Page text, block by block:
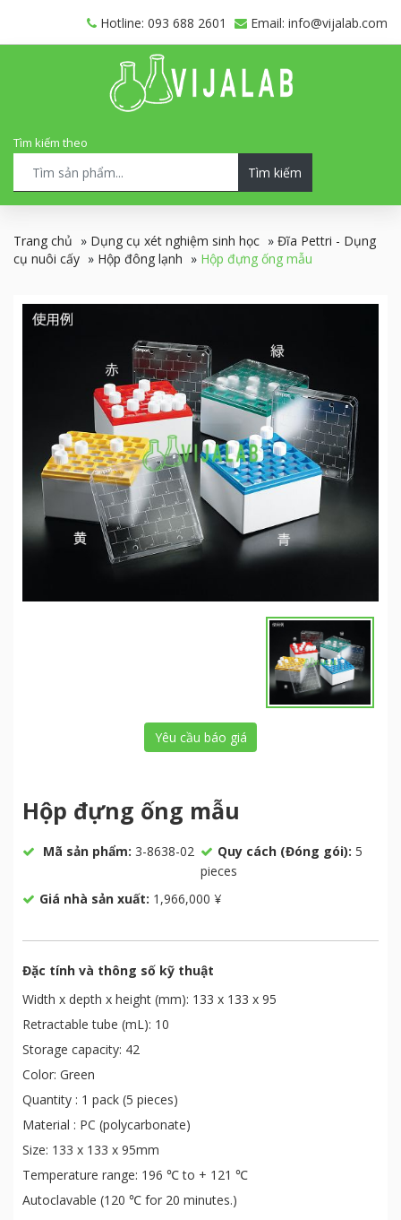
Hotline: 093 688 2601 Email: info@vijalab.com
Tìm kiếm theo
Tìm kiếm
Trang chủ » Dụng cụ xét nghiệm sinh học » Đĩa Pettri - Dụng
cụ nuôi cấy » Hộp đông lạnh » Hộp đựng ống mẫu
Yêu cầu báo giá
Hộp đựng ống mẫu
Mã sản phẩm: 3-8638-02 Quy cách (Đóng gói): 5
pieces
Giá nhà sản xuất: 1,966,000 ¥
Đặc tính và thông số kỹ thuật
Width x depth x height (mm): 133 x 133 x 95
Retractable tube (mL): 10
Storage capacity: 42
Color: Green
Quantity : 1 pack (5 pieces)
Material : PC (polycarbonate)
Size: 133 x 133 x 95mm
Temperature range: 196 ℃ to + 121 ℃
Autoclavable (120 ℃ for 20 minutes.)